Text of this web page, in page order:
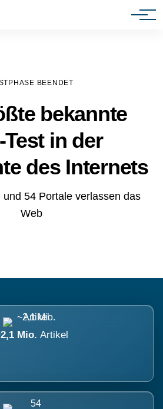
BEENDET
bekannte
Test in der
des Internets
und 54 Portale verlassen das
Web
Mio. Artikel